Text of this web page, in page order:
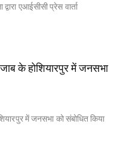
एआईसीसी प्रेस वार्ता
के होशियारपुर में जनसभा
में जनसभा को संबोधित किया